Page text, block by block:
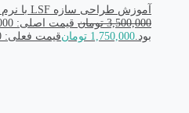
آموزش طراحی سازه LSF با نرم افزار FRAMECAD
3,500,000 تومان
بود.1,750,000 تومانقیمت فعلی: 1,750,000 تومان.